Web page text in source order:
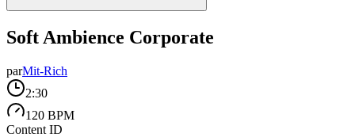
Soft Ambience Corporate
parMit-Rich
2:30
120 BPM
Content ID